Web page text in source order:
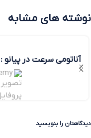
نوشته های مشابه
آناتومی سرعت در
سریع بنوازیم؟
دیدگاهتان را بنویسید